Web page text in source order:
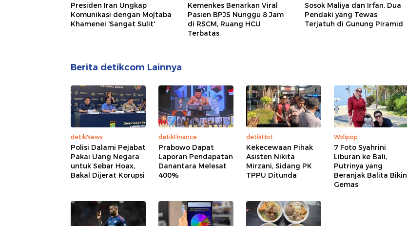
Presiden Iran Ungkap
Komunikasi dengan Mojtaba
Khamenei 'Sangat Sulit'
Kemenkes Benarkan Viral
Pasien BPJS Nunggu 8 Jam
di RSCM, Ruang HCU
Terbatas
Sosok Maliya dan Irfan, Dua
Pendaki yang Tewas
Terjatuh di Gunung Piramid
Berita detikcom Lainnya
detikNews
Polisi Dalami Pejabat
Pakai Uang Negara
untuk Sebar Hoax,
Bakal Dijerat Korupsi
detikFinance
Prabowo Dapat
Laporan Pendapatan
Danantara Melesat
400%
detikHot
Kekecewaan Pihak
Asisten Nikita
Mirzani, Sidang PK
TPPU Ditunda
Wolipop
7 Foto Syahrini
Liburan ke Bali,
Putrinya yang
Beranjak Balita Bikin
Gemas